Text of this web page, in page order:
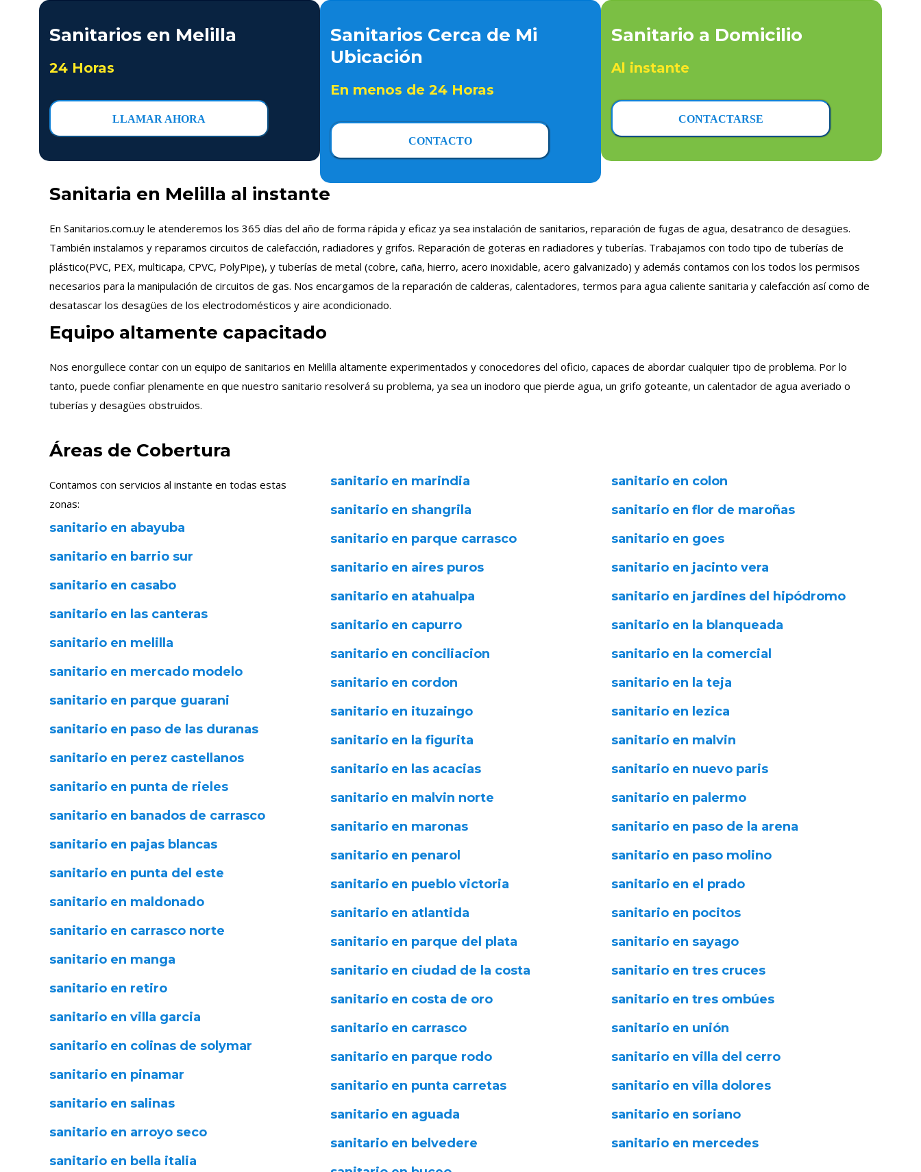
Sanitarios en Melilla
24 Horas
LLAMAR AHORA
Sanitarios Cerca de Mi
Ubicación
En menos de 24 Horas
CONTACTO
Sanitario a Domicilio
Al instante
CONTACTARSE
Sanitaria en Melilla al instante
En Sanitarios.com.uy le atenderemos los 365 días del año de forma rápida y eficaz ya sea instalación de sanitarios, reparación de fugas de agua, desatranco de desagües.
También instalamos y reparamos circuitos de calefacción, radiadores y grifos. Reparación de goteras en radiadores y tuberías. Trabajamos con todo tipo de tuberías de
plástico(PVC, PEX, multicapa, CPVC, PolyPipe), y tuberías de metal (cobre, caña, hierro, acero inoxidable, acero galvanizado) y además contamos con los todos los permisos
necesarios para la manipulación de circuitos de gas. Nos encargamos de la reparación de calderas, calentadores, termos para agua caliente sanitaria y calefacción así como de
desatascar los desagües de los electrodomésticos y aire acondicionado.
Equipo altamente capacitado
Nos enorgullece contar con un equipo de sanitarios en Melilla altamente experimentados y conocedores del oficio, capaces de abordar cualquier tipo de problema. Por lo
tanto, puede confiar plenamente en que nuestro sanitario resolverá su problema, ya sea un inodoro que pierde agua, un grifo goteante, un calentador de agua averiado o
tuberías y desagües obstruidos.
Áreas de Cobertura
Contamos con servicios al instante en todas estas
zonas:
sanitario en abayuba
sanitario en barrio sur
sanitario en casabo
sanitario en las canteras
sanitario en melilla
sanitario en mercado modelo
sanitario en parque guarani
sanitario en paso de las duranas
sanitario en perez castellanos
sanitario en punta de rieles
sanitario en banados de carrasco
sanitario en pajas blancas
sanitario en punta del este
sanitario en maldonado
sanitario en carrasco norte
sanitario en manga
sanitario en retiro
sanitario en villa garcia
sanitario en colinas de solymar
sanitario en pinamar
sanitario en salinas
sanitario en arroyo seco
sanitario en bella italia
sanitario en marindia
sanitario en shangrila
sanitario en parque carrasco
sanitario en aires puros
sanitario en atahualpa
sanitario en capurro
sanitario en conciliacion
sanitario en cordon
sanitario en ituzaingo
sanitario en la figurita
sanitario en las acacias
sanitario en malvin norte
sanitario en maronas
sanitario en penarol
sanitario en pueblo victoria
sanitario en atlantida
sanitario en parque del plata
sanitario en ciudad de la costa
sanitario en costa de oro
sanitario en carrasco
sanitario en parque rodo
sanitario en punta carretas
sanitario en aguada
sanitario en belvedere
sanitario en colon
sanitario en flor de maroñas
sanitario en goes
sanitario en jacinto vera
sanitario en jardines del hipódromo
sanitario en la blanqueada
sanitario en la comercial
sanitario en la teja
sanitario en lezica
sanitario en malvin
sanitario en nuevo paris
sanitario en palermo
sanitario en paso de la arena
sanitario en paso molino
sanitario en el prado
sanitario en pocitos
sanitario en sayago
sanitario en tres cruces
sanitario en tres ombúes
sanitario en unión
sanitario en villa del cerro
sanitario en villa dolores
sanitario en soriano
sanitario en mercedes